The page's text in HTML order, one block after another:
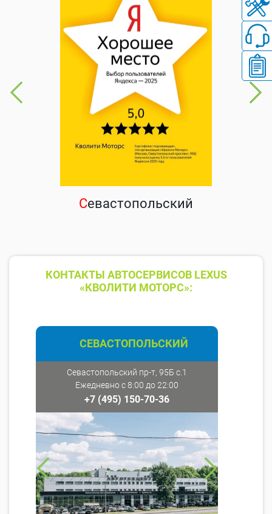
Севастопольский
КОНТАКТЫ АВТОСЕРВИСОВ LEXUS
«КВОЛИТИ МОТОРС»:
СЕВАСТОПОЛЬСКИЙ
Севастопольский пр-т, 95Б с.1
Ежедневно с 8:00 до 22:00
+7 (495) 150-70-36